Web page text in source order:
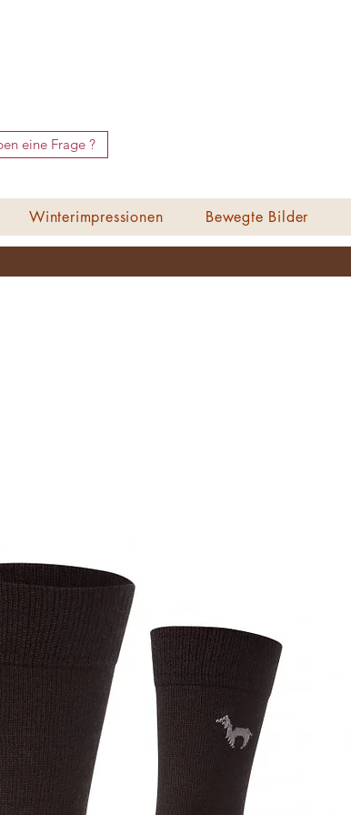
eine Frage ?
Winterimpressionen Bewegte Bilder